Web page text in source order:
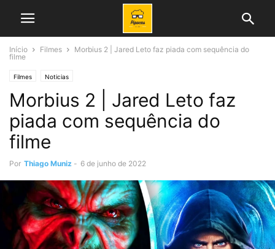
Início Filmes
Morbius 2 | Jared Leto faz piada com sequência do
filme
Filmes Noticias
Morbius 2 | Jared Leto faz
piada com sequência do
filme
Por Thiago Muniz - 6 de junho de 2022